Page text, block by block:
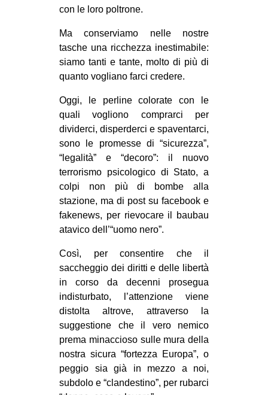
STUDENTI
ARTE
CINEMA
RECENSIONI
INTERNAZIONALE
AFRICA
AMERICHE
ESTREMO ORIENTE
EUROPA
MEDIO ORIENTE
EVENTI
in
Fb
tw
con le loro poltrone.
Ma conserviamo nelle nostre
tasche una ricchezza inestimabile:
siamo tanti e tante, molto di più di
quanto vogliano farci credere.
Oggi, le perline colorate con le
quali vogliono comprarci per
dividerci, disperderci e spaventarci,
sono le promesse di “sicurezza”,
“legalità” e “decoro”: il nuovo
terrorismo psicologico di Stato, a
colpi non più di bombe alla
stazione, ma di post su facebook e
fakenews, per rievocare il baubau
atavico dell’“uomo nero”.
Così, per consentire che il
saccheggio dei diritti e delle libertà
in corso da decenni prosegua
indisturbato, l’attenzione viene
distolta altrove, attraverso la
suggestione che il vero nemico
prema minaccioso sulle mura della
nostra sicura “fortezza Europa”, o
peggio sia già in mezzo a noi,
subdolo e “clandestino”, per rubarci